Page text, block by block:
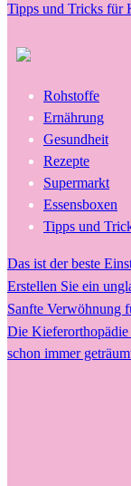
Tipps und Tricks für
Rohstoffe
Ernährung
Gesundheit
Rezepte
Supermarkt
Essensboxen
Tipps und
Das ist der beste
Erstellen Sie ein
Sanfte Verwöhnung
Die Kieferorthopädie
schon immer